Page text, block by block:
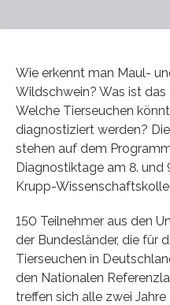
Wie erkennt man Maul-
Wildschwein? Was ist das
Welche Tierseuchen
diagnostiziert werden?
stehen auf dem
Diagnostiktage am 8. und
Krupp-
150 Teilnehmer aus den
der Bundesländer, die für
Tierseuchen in
den Nationalen
treffen sich alle zwei